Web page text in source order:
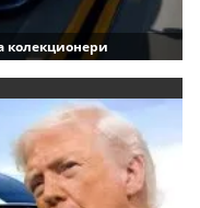
колекционери